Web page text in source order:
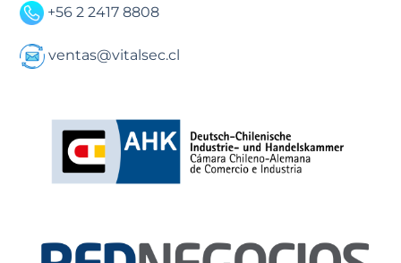
+56 2 2417 8808
ventas@vitalsec.cl